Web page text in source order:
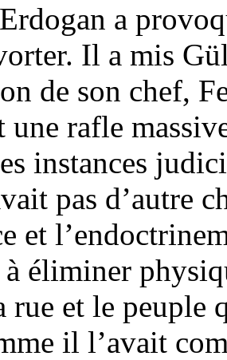
Erdogan a
Il a mis
de son chef,
rafle
instances
pas d’autre
et
à éliminer
rue et le peuple
il l’avait